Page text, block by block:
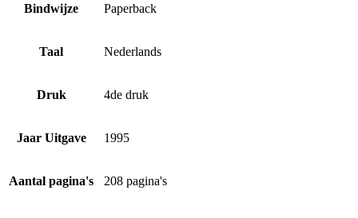
Bindwijze Paperback
Taal Nederlands
Druk 4de druk
Jaar Uitgave 1995
Aantal pagina's 208 pagina's